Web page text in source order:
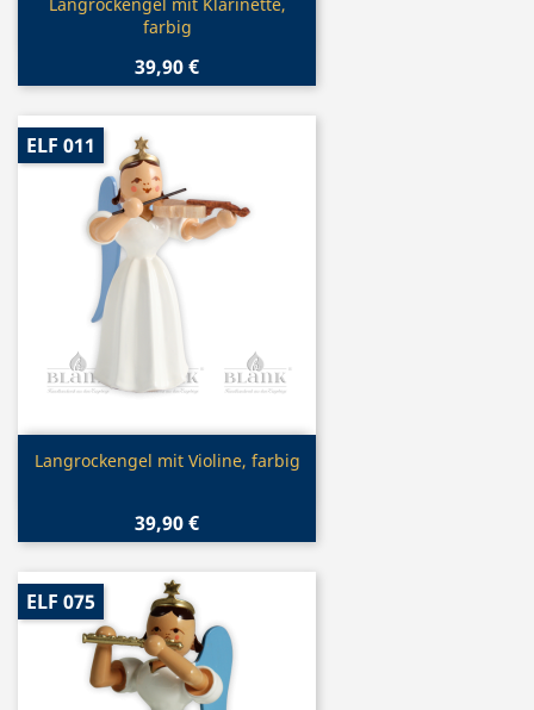

farbig
39,90 €
Vorschau
Langrockengel mit Violine, farbig
39,90 €
ELF 011
ELF 075